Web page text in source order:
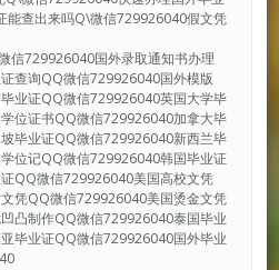
能查出来吗Q\微信729926040假文凭
信729926040国外录取通知书办理
查询QQ微信729926040国外模版
业证QQ微信729926040英国大学毕
位证书QQ微信729926040加拿大毕
毕业证QQ微信729926040新西兰毕
位记QQ微信729926040韩国毕业证
QQ微信729926040美国高校文凭
凭QQ微信729926040美国烫金文凭
凸制作QQ微信729926040泰国毕业
毕业证QQ微信729926040国外毕业